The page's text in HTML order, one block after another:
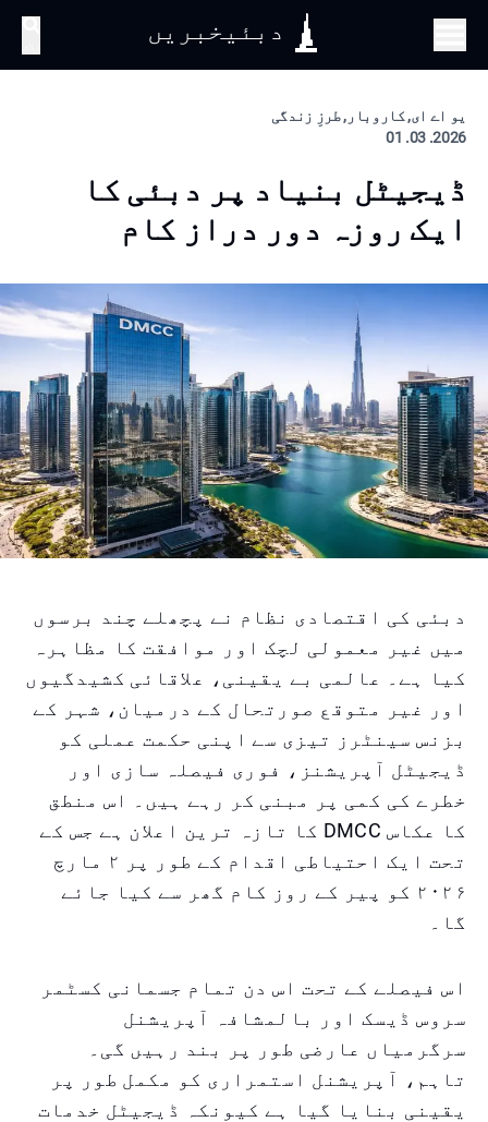
دبئیخبریں
یو اے ای, کاروبار, طرزِ زندگی
2026. 03. 01
ڈیجیٹل بنیاد پر دبئی کا
ایک روزہ دور دراز کام
دبئی کی اقتصادی نظام نے پچھلے چند برسوں
میں غیر معمولی لچک اور موافقت کا مظاہرہ
کیا ہے۔ عالمی بے یقینی، علاقائی کشیدگیوں
اور غیر متوقع صورتحال کے درمیان، شہر کے
بزنس سینٹرز تیزی سے اپنی حکمت عملی کو
ڈیجیٹل آپریشنز، فوری فیصلہ سازی اور
خطرے کی کمی پر مبنی کر رہے ہیں۔ اس منطق
کا عکاس DMCC کا تازہ ترین اعلان ہے جس کے
تحت ایک احتیاطی اقدام کے طور پر ۲ مارچ
۲۰۲۶ کو پیر کے روز کام گھر سے کیا جائے
گا۔
اس فیصلے کے تحت اس دن تمام جسمانی کسٹمر
سروس ڈیسک اور بالمشافہ آپریشنل
سرگرمیاں عارضی طور پر بند رہیں گی۔
تاہم، آپریشنل استمراری کو مکمل طور پر
یقینی بنایا گیا ہے کیونکہ ڈیجیٹل خدمات